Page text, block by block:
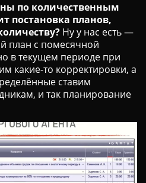
по количественным
постановка планов,
Ну у нас есть —
план с помесячной
в текущем периоде при
какие-то корректировки, а
ставим
и так планирование